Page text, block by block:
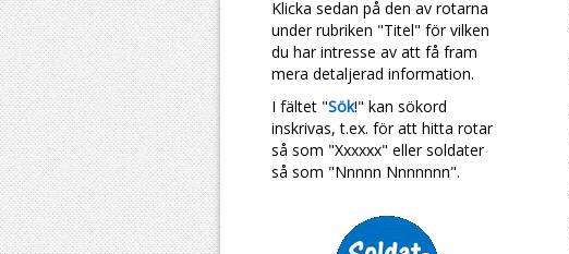
Klicka sedan på den av rotarna
under rubriken "Titel" för vilken
du har intresse av att få fram
mera detaljerad information.
I fältet "Sök!" kan sökord
inskrivas, t.ex. för att hitta rotar
så som "Xxxxxx" eller soldater
så som "Nnnnn Nnnnnnn".